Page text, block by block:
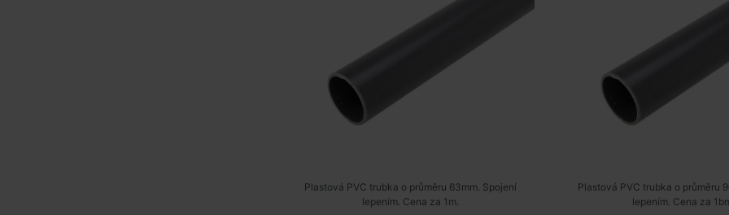
Plastová PVC trubka o průměru 63mm. Spojení
lepením. Cena za 1m.
Plastová PVC trubka o průměru
lepením. Cena za